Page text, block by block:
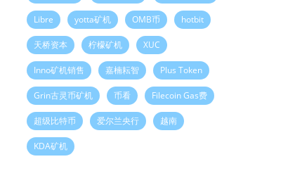
Libre yotta矿机 OMB币 hotbit
天桥资本 柠檬矿机 XUC
Inno矿机销售 嘉楠耘智 Plus Token
Grin古灵币矿机 币看 Filecoin Gas费
超级比特币 爱尔兰央行 越南
KDA矿机